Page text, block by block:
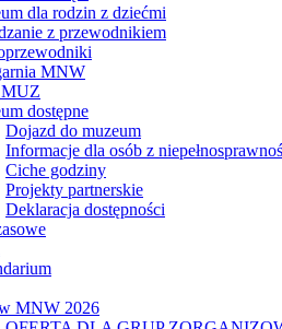
dla rodzin z dziećmi
z przewodnikiem
MNW
dostępne
Dojazd do muzeum
Informacje dla osób z
Ciche godziny
Projekty partnerskie
Deklaracja dostępności
MNW 2026